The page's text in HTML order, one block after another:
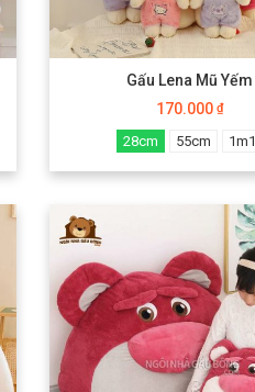
Gấu Lena Mũ Yếm
170.000 ₫
28cm 55cm 1m1